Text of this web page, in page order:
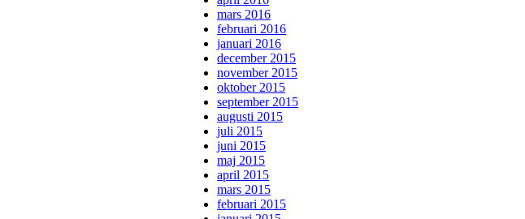
mars 2016
februari 2016
januari 2016
december 2015
november 2015
oktober 2015
september 2015
augusti 2015
juli 2015
juni 2015
maj 2015
april 2015
mars 2015
februari 2015